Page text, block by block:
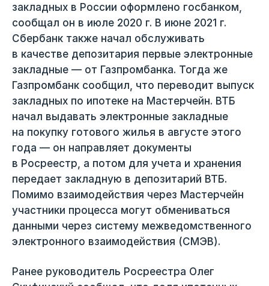
закладных в России оформлено госбанком,
сообщал он в июле 2020 г. В июне 2021 г.
Сбербанк также начал обслуживать
в качестве депозитария первые электронные
закладные — от Газпромбанка. Тогда же
Газпромбанк сообщил, что переводит выпуск
закладных по ипотеке на Мастерчейн. ВТБ
начал выдавать электронные закладные
на покупку готового жилья в августе этого
года — он направляет документы
в Росреестр, а потом для учета и хранения
передает закладную в депозитарий ВТБ.
Помимо взаимодействия через Мастерчейн
участники процесса могут обмениваться
данными через систему межведомственного
электронного взаимодействия (СМЭВ).
Ранее руководитель Росреестра Олег